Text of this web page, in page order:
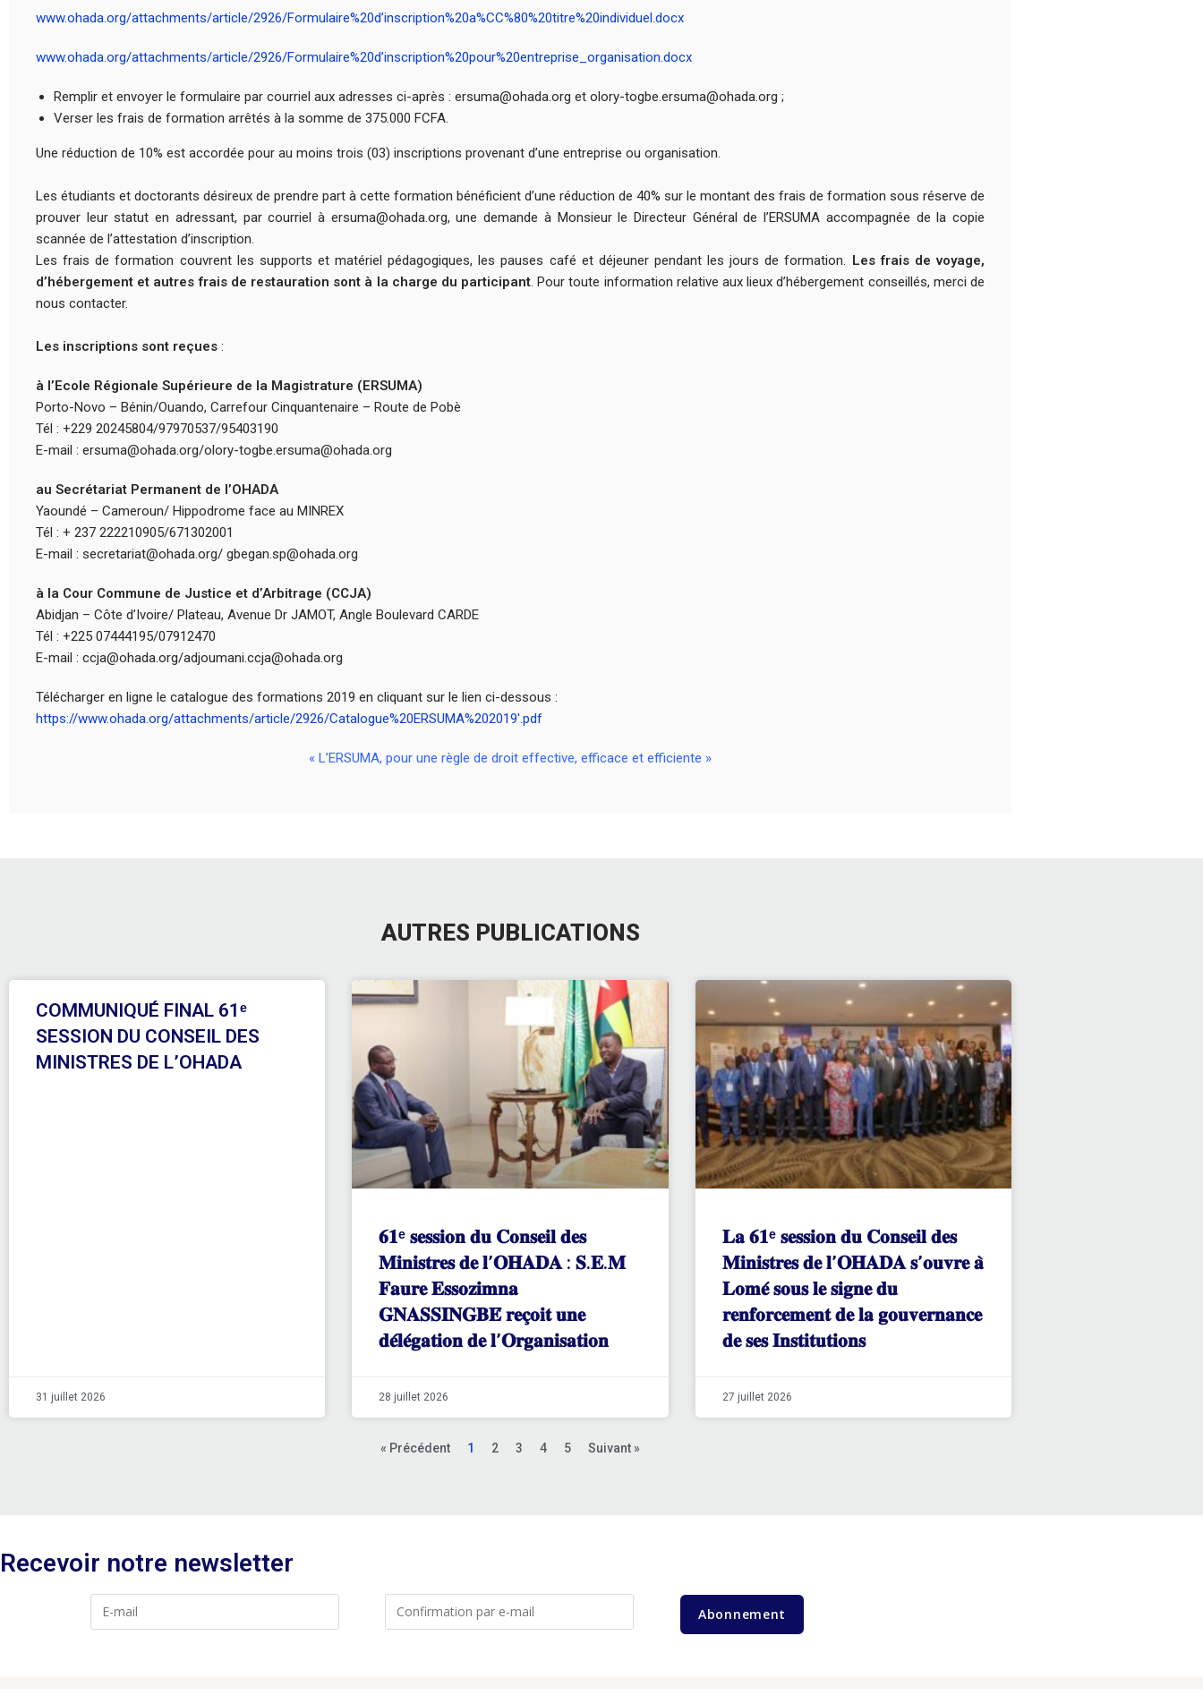
www.ohada.org/attachments/article/2926/Formulaire%20d’inscription%20a%CC%80%20titre%20individuel.docx
www.ohada.org/attachments/article/2926/Formulaire%20d’inscription%20pour%20entreprise_organisation.docx
Remplir et envoyer le formulaire par courriel aux adresses ci-après : ersuma@ohada.org et olory-togbe.ersuma@ohada.org ;
Verser les frais de formation arrêtés à la somme de 375.000 FCFA.
Une réduction de 10% est accordée pour au moins trois (03) inscriptions provenant d’une entreprise ou organisation.
Les étudiants et doctorants désireux de prendre part à cette formation bénéficient d’une réduction de 40% sur le montant des frais de formation sous réserve de
prouver leur statut en adressant, par courriel à ersuma@ohada.org, une demande à Monsieur le Directeur Général de l’ERSUMA accompagnée de la copie
scannée de l’attestation d’inscription.
Les frais de formation couvrent les supports et matériel pédagogiques, les pauses café et déjeuner pendant les jours de formation. Les frais de voyage,
d’hébergement et autres frais de restauration sont à la charge du participant. Pour toute information relative aux lieux d’hébergement conseillés, merci de
nous contacter.
Les inscriptions sont reçues :
à l’Ecole Régionale Supérieure de la Magistrature (ERSUMA)
Porto-Novo – Bénin/Ouando, Carrefour Cinquantenaire – Route de Pobè
Tél : +229 20245804/97970537/95403190
E-mail : ersuma@ohada.org/olory-togbe.ersuma@ohada.org
au Secrétariat Permanent de l’OHADA
Yaoundé – Cameroun/ Hippodrome face au MINREX
Tél : + 237 222210905/671302001
E-mail : secretariat@ohada.org/ gbegan.sp@ohada.org
à la Cour Commune de Justice et d’Arbitrage (CCJA)
Abidjan – Côte d’Ivoire/ Plateau, Avenue Dr JAMOT, Angle Boulevard CARDE
Tél : +225 07444195/07912470
E-mail : ccja@ohada.org/adjoumani.ccja@ohada.org
Télécharger en ligne le catalogue des formations 2019 en cliquant sur le lien ci-dessous :
https://www.ohada.org/attachments/article/2926/Catalogue%20ERSUMA%202019′.pdf
« L’ERSUMA, pour une règle de droit effective, efficace et efficiente »
AUTRES PUBLICATIONS
COMMUNIQUÉ FINAL 61ᵉ
SESSION DU CONSEIL DES
MINISTRES DE L’OHADA
31 juillet 2026
𝟔𝟏ᵉ 𝐬𝐞𝐬𝐬𝐢𝐨𝐧 𝐝𝐮 𝐂𝐨𝐧𝐬𝐞𝐢𝐥 𝐝𝐞𝐬
𝐌𝐢𝐧𝐢𝐬𝐭𝐫𝐞𝐬 𝐝𝐞 𝐥’𝐎𝐇𝐀𝐃𝐀 : 𝐒.𝐄.𝐌
𝐅𝐚𝐮𝐫𝐞 𝐄𝐬𝐬𝐨𝐳𝐢𝐦𝐧𝐚
𝐆𝐍𝐀𝐒𝐒𝐈𝐍𝐆𝐁𝐄́ 𝐫𝐞𝐜̧𝐨𝐢𝐭 𝐮𝐧𝐞
𝐝𝐞́𝐥𝐞́𝐠𝐚𝐭𝐢𝐨𝐧 𝐝𝐞 𝐥’𝐎𝐫𝐠𝐚𝐧𝐢𝐬𝐚𝐭𝐢𝐨𝐧
28 juillet 2026
𝐋𝐚 𝟔𝟏ᵉ 𝐬𝐞𝐬𝐬𝐢𝐨𝐧 𝐝𝐮 𝐂𝐨𝐧𝐬𝐞𝐢𝐥 𝐝𝐞𝐬
𝐌𝐢𝐧𝐢𝐬𝐭𝐫𝐞𝐬 𝐝𝐞 𝐥’𝐎𝐇𝐀𝐃𝐀 𝐬’𝐨𝐮𝐯𝐫𝐞 𝐚̀
𝐋𝐨𝐦𝐞́ 𝐬𝐨𝐮𝐬 𝐥𝐞 𝐬𝐢𝐠𝐧𝐞 𝐝𝐮
𝐫𝐞𝐧𝐟𝐨𝐫𝐜𝐞𝐦𝐞𝐧𝐭 𝐝𝐞 𝐥𝐚 𝐠𝐨𝐮𝐯𝐞𝐫𝐧𝐚𝐧𝐜𝐞
𝐝𝐞 𝐬𝐞𝐬 𝐈𝐧𝐬𝐭𝐢𝐭𝐮𝐭𝐢𝐨𝐧𝐬
27 juillet 2026
« Précédent 1 2 3 4 5 Suivant »
Recevoir notre newsletter
Abonnement